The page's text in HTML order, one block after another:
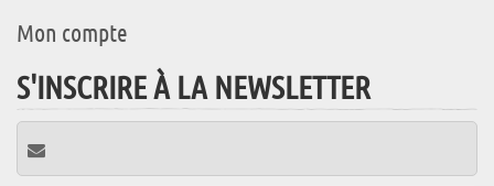
Mon compte
S'INSCRIRE À LA NEWSLETTER